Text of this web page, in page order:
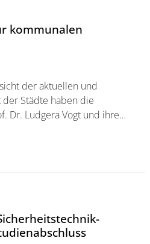
kommunalen
der aktuellen und
Städte haben die
Dr. Ludgera Vogt und ihre…
Seniorenarbeit